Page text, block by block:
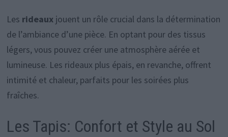
Les rideauxjouent un rôle crucial dans la détermination
de l’ambiance d’une pièce. En optant pour des tissus
légers, vous pouvez créer une atmosphère aérée et
lumineuse. Les rideaux plus épais, en revanche, offrent
intimité et chaleur, parfaits pour les soirées plus
fraîches.
Les Tapis: Confort et Style au Sol